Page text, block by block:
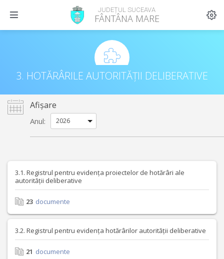
JUDEȚUL SUCEAVA
FÂNTÂNA MARE
3. HOTĂRÂRILE AUTORITĂȚII DELIBERATIVE
Afișare
Anul:
3.1. Registrul pentru evidența proiectelor de hotărâri ale
autorității deliberative
23 documente
3.2. Registrul pentru evidența hotărârilor autorității deliberative
21 documente